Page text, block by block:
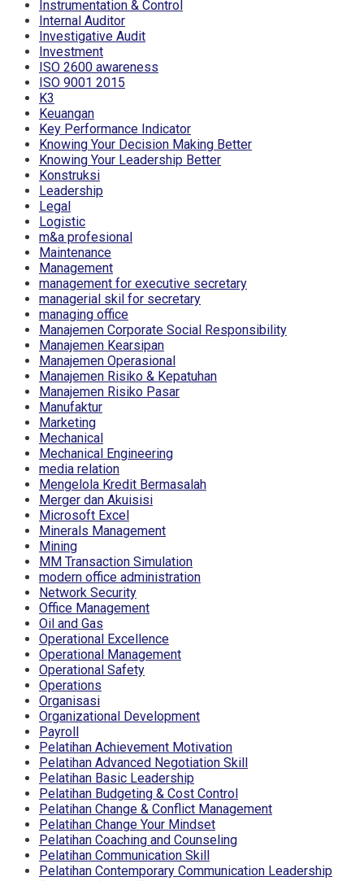
Instrumentation & Control
Internal Auditor
Investigative Audit
Investment
ISO 2600 awareness
ISO 9001 2015
K3
Keuangan
Key Performance Indicator
Knowing Your Decision Making Better
Knowing Your Leadership Better
Konstruksi
Leadership
Legal
Logistic
m&a profesional
Maintenance
Management
management for executive secretary
managerial skil for secretary
managing office
Manajemen Corporate Social Responsibility
Manajemen Kearsipan
Manajemen Operasional
Manajemen Risiko & Kepatuhan
Manajemen Risiko Pasar
Manufaktur
Marketing
Mechanical
Mechanical Engineering
media relation
Mengelola Kredit Bermasalah
Merger dan Akuisisi
Microsoft Excel
Minerals Management
Mining
MM Transaction Simulation
modern office administration
Network Security
Office Management
Oil and Gas
Operational Excellence
Operational Management
Operational Safety
Operations
Organisasi
Organizational Development
Payroll
Pelatihan Achievement Motivation
Pelatihan Advanced Negotiation Skill
Pelatihan Basic Leadership
Pelatihan Budgeting & Cost Control
Pelatihan Change & Conflict Management
Pelatihan Change Your Mindset
Pelatihan Coaching and Counseling
Pelatihan Communication Skill
Pelatihan Contemporary Communication Leadership